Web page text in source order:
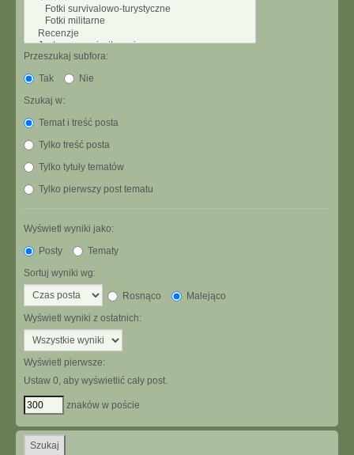
Przeszukaj subfora:
Tak
Nie
Szukaj w:
Temat i treść posta
Tylko treść posta
Tylko tytuły tematów
Tylko pierwszy post tematu
Wyświetl wyniki jako:
Posty
Tematy
Sortuj wyniki wg:
Rosnąco
Malejąco
Wyświetl wyniki z ostatnich:
Wyświetl pierwsze:
Ustaw 0, aby wyświetlić cały post.
znaków w poście